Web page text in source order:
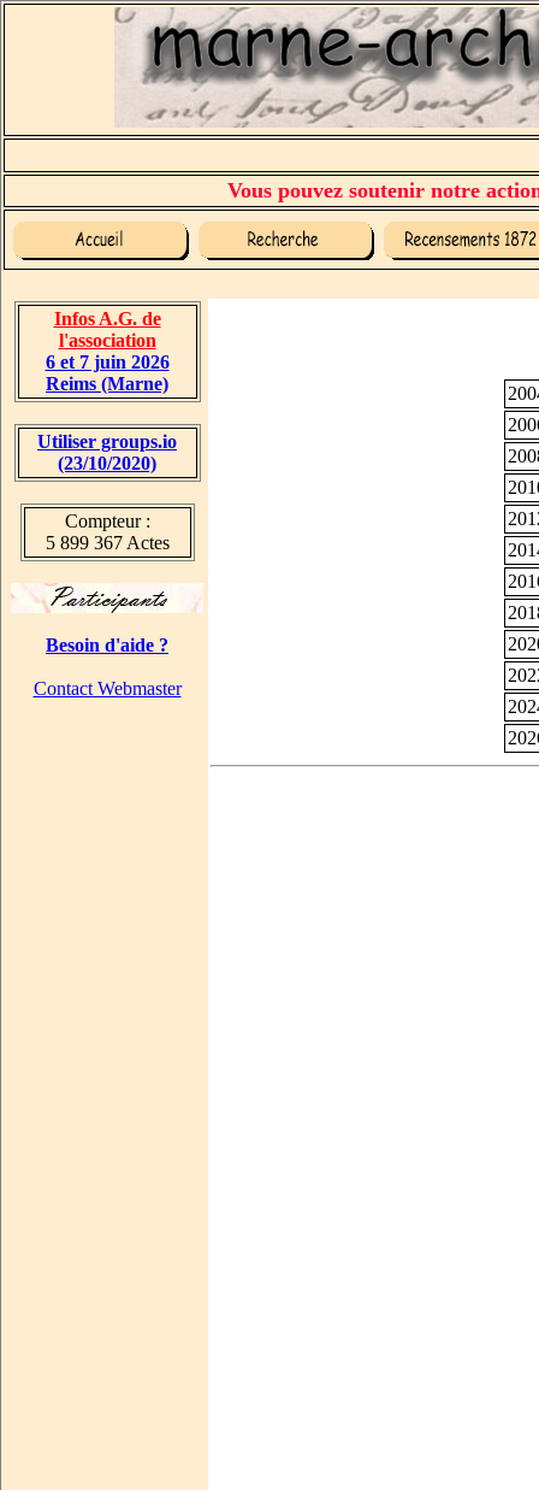
Vous pouvez soutenir notre
Infos A.G. de
l'association
6 et 7 juin 2026
Reims (Marne)
Utiliser groups.io
(23/10/2020)
Compteur :
5 899 367 Actes
Besoin d'aide ?
Contact Webmaster